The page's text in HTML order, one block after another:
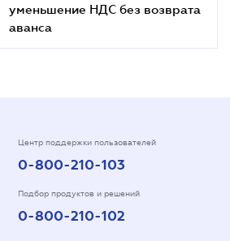
уменьшение НДС без возврата
аванса
Центр поддержки пользователей
0-800-210-103
Подбор продуктов и решений
0-800-210-102